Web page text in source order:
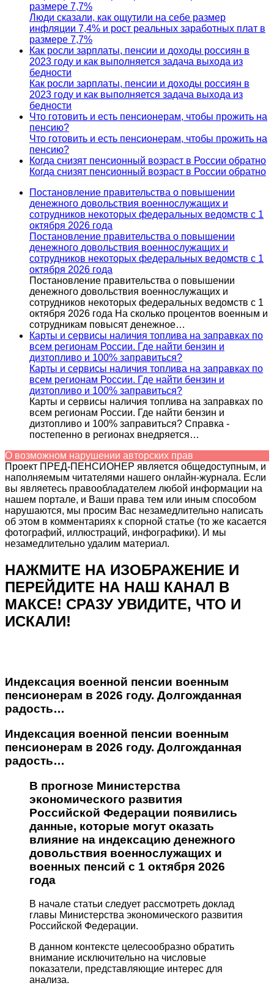
размере 7,7%
Люди сказали, как ощутили на себе размер
инфляции 7,4% и рост реальных заработных плат в
размере 7,7%
Как росли зарплаты, пенсии и доходы россиян в
2023 году и как выполняется задача выхода из
бедности
Как росли зарплаты, пенсии и доходы россиян в
2023 году и как выполняется задача выхода из
бедности
Что готовить и есть пенсионерам, чтобы прожить на
пенсию?
Что готовить и есть пенсионерам, чтобы прожить на
пенсию?
Когда снизят пенсионный возраст в России обратно
Когда снизят пенсионный возраст в России обратно
Постановление правительства о повышении
денежного довольствия военнослужащих и
сотрудников некоторых федеральных ведомств с 1
октября 2026 года
Постановление правительства о повышении
денежного довольствия военнослужащих и
сотрудников некоторых федеральных ведомств с 1
октября 2026 года
Постановление правительства о повышении
денежного довольствия военнослужащих и
сотрудников некоторых федеральных ведомств с 1
октября 2026 года На сколько процентов военным и
сотрудникам повысят денежное…
Карты и сервисы наличия топлива на заправках по
всем регионам России. Где найти бензин и
дизтопливо и 100% заправиться?
Карты и сервисы наличия топлива на заправках по
всем регионам России. Где найти бензин и
дизтопливо и 100% заправиться?
Карты и сервисы наличия топлива на заправках по
всем регионам России. Где найти бензин и
дизтопливо и 100% заправиться? Справка -
постепенно в регионах внедряется…
О возможном нарушении авторских прав
Проект ПРЕД-ПЕНСИОНЕР является общедоступным, и
наполняемым читателями нашего онлайн-журнала. Если
вы являетесь правообладателем любой информации на
нашем портале, и Ваши права тем или иным способом
нарушаются, мы просим Вас незамедлительно написать
об этом в комментариях к спорной статье (то же касается
фотографий, иллюстраций, инфографики). И мы
незамедлительно удалим материал.
НАЖМИТЕ НА ИЗОБРАЖЕНИЕ И
ПЕРЕЙДИТЕ НА НАШ КАНАЛ В
МАКСЕ! СРАЗУ УВИДИТЕ, ЧТО И
ИСКАЛИ!
Индексация военной пенсии военным
пенсионерам в 2026 году. Долгожданная
радость…
Индексация военной пенсии военным
пенсионерам в 2026 году. Долгожданная
радость…
В прогнозе Министерства
экономического развития
Российской Федерации появились
данные, которые могут оказать
влияние на индексацию денежного
довольствия военнослужащих и
военных пенсий с 1 октября 2026
года
В начале статьи следует рассмотреть доклад
главы Министерства экономического развития
Российской Федерации.
В данном контексте целесообразно обратить
внимание исключительно на числовые
показатели, представляющие интерес для
анализа.